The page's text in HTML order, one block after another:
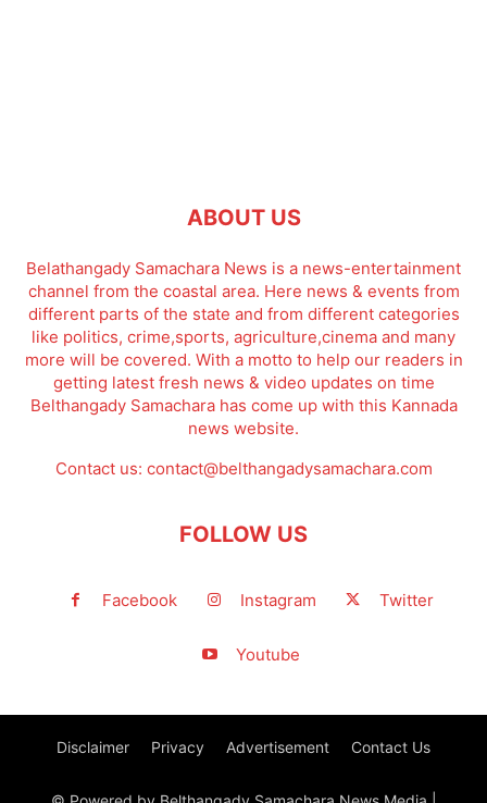
ABOUT US
Belathangady Samachara News is a news-entertainment
channel from the coastal area. Here news & events from
different parts of the state and from different categories
like politics, crime,sports, agriculture,cinema and many
more will be covered. With a motto to help our readers in
getting latest fresh news & video updates on time
Belthangady Samachara has come up with this Kannada
news website.
Contact us: contact@belthangadysamachara.com
FOLLOW US
Facebook Instagram Twitter
Youtube
Disclaimer Privacy Advertisement Contact Us